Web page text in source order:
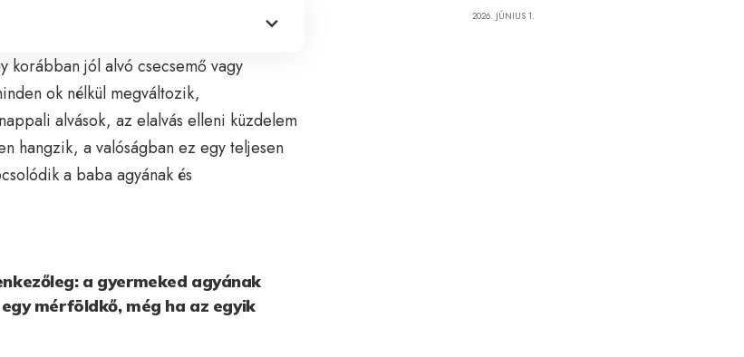
korábban jól alvó csecsemő vagy
ok nélkül megváltozik,
alvások, az elalvás elleni küzdelem
hangzik, a valóságban ez egy teljesen
a baba agyának és
a gyermeked agyának
mérföldkő, még ha az egyik
2026. JÚNIUS 1.